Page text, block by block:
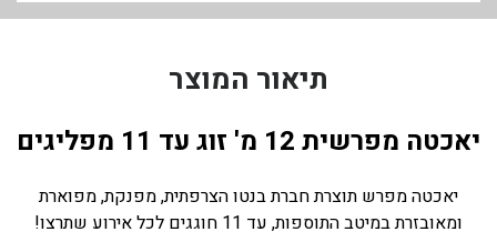
תיאור המוצר
יאכטה מפרשית 12 מ' זוג עד 11 מפליגים
יאכטה מפרש תוצרת חברת בנטו הצרפתית, מפנקת, מפוארת
ומאובזרת במיטב התוספות, עד 11 חוגגים לכל אירוע שתרצו!